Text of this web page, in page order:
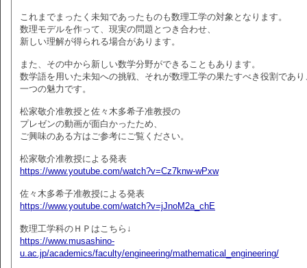
これまでまったく未知であったものも数理工学の対象となります。
数理モデルを作って、現実の問題とつき合わせ、
新しい理解が得られる場合があります。
また、その中から新しい数学分野ができることもあります。
数学語を用いた未知への挑戦、それが数理工学の果たすべき役割であり
一つの魅力です。
松家敬介准教授と佐々木多希子准教授の
プレゼンの動画が面白かったため、
ご興味のある方はご参考にご覧ください。
松家敬介准教授による発表
https://www.youtube.com/watch?v=Cz7knw-wPxw
佐々木多希子准教授による発表
https://www.youtube.com/watch?v=jJnoM2a_chE
数理工学科のＨＰはこちら↓
https://www.musashino-
u.ac.jp/academics/faculty/engineering/mathematical_engineering/